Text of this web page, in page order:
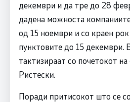
декември и да тре до 28
дадена можноста
од 15 ноември и со краен
пунктовите до 15 декември.
тактизираат со почетокот на
Ристески.
Поради притисокот што се